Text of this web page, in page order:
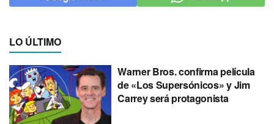
LO ÚLTIMO
Warner Bros. confirma película
de «Los Supersónicos» y Jim
Carrey será protagonista